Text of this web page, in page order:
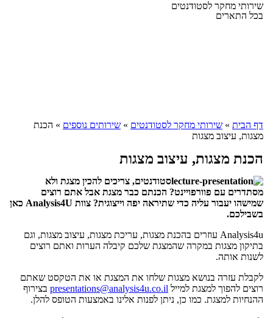
שירותי מחקר לסטודנטים
בכל התארים
דף הבית » שירותי מחקר לסטודנטים » שירותים נוספים » הכנת
מצגות, עיצוב מצגות
הכנת מצגות, עיצוב מצגות
סטודנטים, צריכים להכין מצגת ולא
מסתדרים עם פוורפויינט? הכנתם כבר מצגת אבל אתם רוצים
שמישהו יעבור עליה כדי שתיראה יפה וייצוגית? צוות Analysis4U כאן
בשבילכם.
Analysis4u עוזרים בהכנת מצגות, עריכת מצגות, עיצוב מצגות, וגם
בתיקון מצגות במקרה שהמצגת שלכם קיבלה הערות ואתם רוצים
לשנות אותה.
לקבלת עזרה בנושא מצגות שלחו את המצגת או את הטקסט שאתם
רוצים להפוך למצגת למייל presentations@analysis4u.co.il בצירוף
ההנחיות למצגת. כמו כן, ניתן לפנות אלינו באמצעות הטופס להלן.